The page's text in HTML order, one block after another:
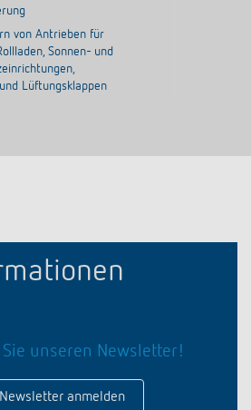
von Antrieben für
Sonnen- und
Lüftungsklappen
unseren Newsletter!
anmelden